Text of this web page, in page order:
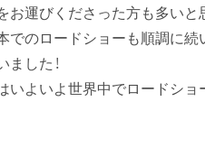
お運びくださった方も多いと
でのロードショーも順調に続
した！
いよいよ世界中でロードショ